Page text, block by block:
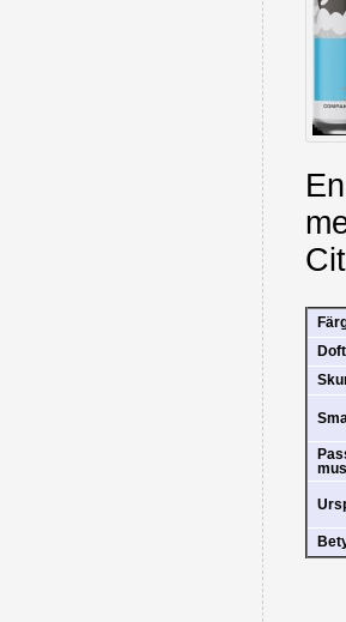
Doft